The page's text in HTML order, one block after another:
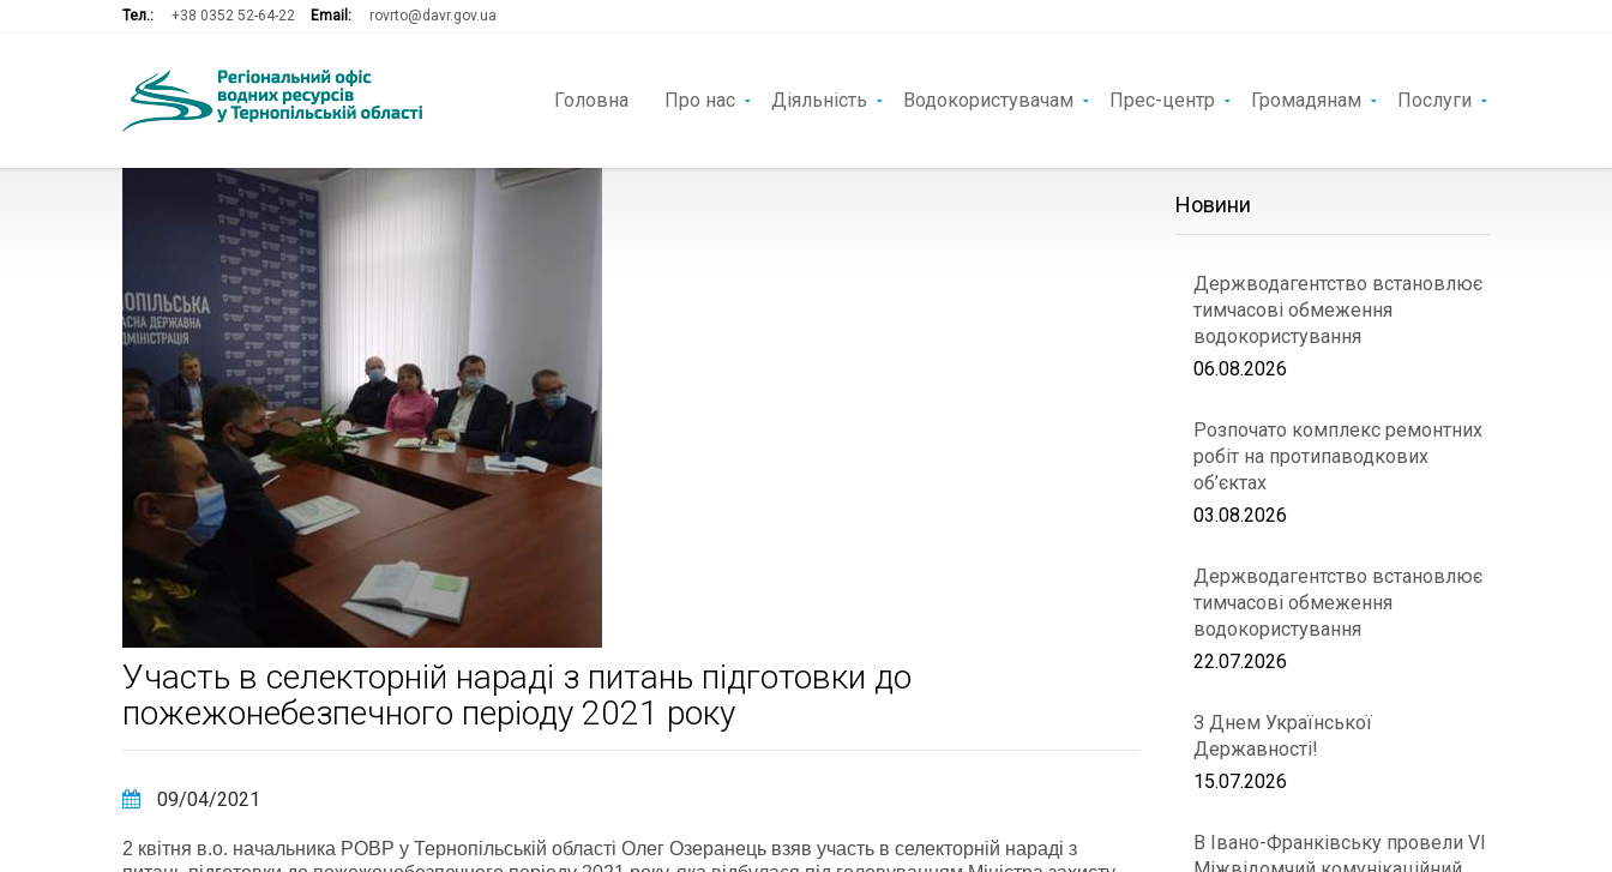
Тел.: +38 0352 52-64-22 Email: rovrto@davr.gov.ua
Головна Про нас Діяльність Водокористувачам Прес-центр Громадянам Послуги
Участь в селекторній нараді з питань підготовки до
пожежонебезпечного періоду 2021 року
09/04/2021
2 квітня в.о. начальника РОВР у Тернопільській області Олег Озеранець взяв участь в селекторній нараді з
Новини
Держводагентство встановлює
тимчасові обмеження
водокористування
06.08.2026
Розпочато комплекс ремонтних
робіт на протипаводкових
об’єктах
03.08.2026
Держводагентство встановлює
тимчасові обмеження
водокористування
22.07.2026
З Днем Української
Державності!
15.07.2026
В Івано-Франківську провели VІ